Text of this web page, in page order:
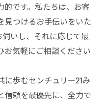
的です。私たちは、お客
見つけるお手伝いをいた
いし、それに応じて最
お気軽にご相談ください
歩むセンチュリー21み
信頼を最優先に、全力で